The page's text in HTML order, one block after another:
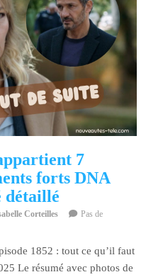
7
forts DNA
détaillé
Corteilles
Pas de
1852 : tout ce qu’il faut
Le résumé avec photos de